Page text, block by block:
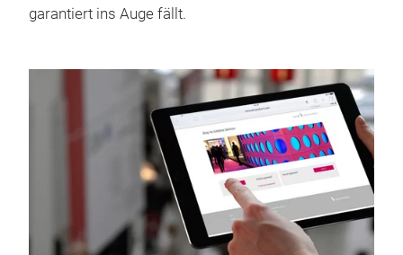
garantiert ins Auge fällt.